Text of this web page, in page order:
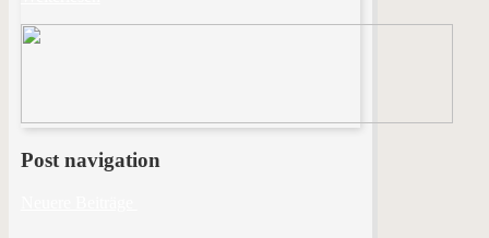
Post navigation